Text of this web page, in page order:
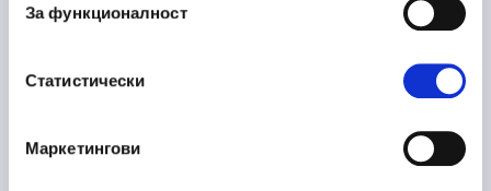
За функционалност
Статистически
Маркетингови
металообработка
Пловдив